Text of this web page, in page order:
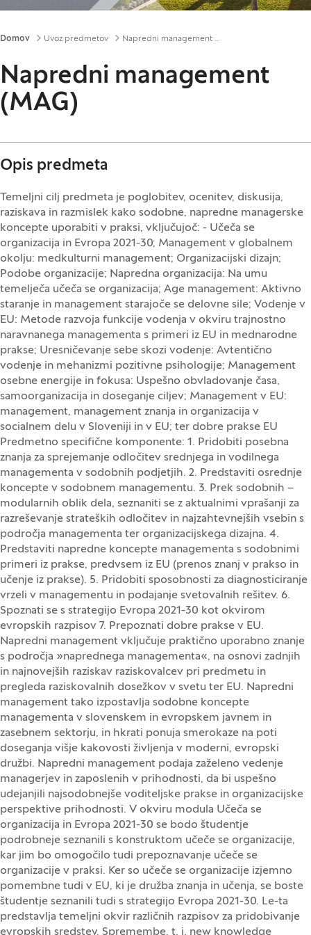
Drobtinice
Domov Uvoz predmetov Napredni management (MAG)
Napredni management
(MAG)
Opis predmeta
Temeljni cilj predmeta je poglobitev, ocenitev, diskusija,
raziskava in razmislek kako sodobne, napredne managerske
koncepte uporabiti v praksi, vključujoč: - Učeča se
organizacija in Evropa 2021-30; Management v globalnem
okolju: medkulturni management; Organizacijski dizajn;
Podobe organizacije; Napredna organizacija: Na umu
temelječa učeča se organizacija; Age management: Aktivno
staranje in management starajoče se delovne sile; Vodenje v
EU: Metode razvoja funkcije vodenja v okviru trajnostno
naravnanega managementa s primeri iz EU in mednarodne
prakse; Uresničevanje sebe skozi vodenje: Avtentično
vodenje in mehanizmi pozitivne psihologije; Management
osebne energije in fokusa: Uspešno obvladovanje časa,
samoorganizacija in doseganje ciljev; Management v EU:
management, management znanja in organizacija v
socialnem delu v Sloveniji in v EU; ter dobre prakse EU
Predmetno specifične komponente: 1. Pridobiti posebna
znanja za sprejemanje odločitev srednjega in vodilnega
managementa v sodobnih podjetjih. 2. Predstaviti osrednje
koncepte v sodobnem managementu. 3. Prek sodobnih –
modularnih oblik dela, seznaniti se z aktualnimi vprašanji za
razreševanje strateških odločitev in najzahtevnejših vsebin s
področja managementa ter organizacijskega dizajna. 4.
Predstaviti napredne koncepte managementa s sodobnimi
primeri iz prakse, predvsem iz EU (prenos znanj v prakso in
učenje iz prakse). 5. Pridobiti sposobnosti za diagnosticiranje
vrzeli v managementu in podajanje svetovalnih rešitev. 6.
Spoznati se s strategijo Evropa 2021-30 kot okvirom
evropskih razpisov 7. Prepoznati dobre prakse v EU.
Napredni management vključuje praktično uporabno znanje
s področja »naprednega managementa«, na osnovi zadnjih
in najnovejših raziskav raziskovalcev pri predmetu in
pregleda raziskovalnih dosežkov v svetu ter EU. Napredni
management tako izpostavlja sodobne koncepte
managementa v slovenskem in evropskem javnem in
zasebnem sektorju, in hkrati ponuja smerokaze na poti
doseganja višje kakovosti življenja v moderni, evropski
družbi. Napredni management podaja zaželeno vedenje
managerjev in zaposlenih v prihodnosti, da bi uspešno
udejanjili najsodobnejše voditeljske prakse in organizacijske
perspektive prihodnosti. V okviru modula Učeča se
organizacija in Evropa 2021-30 se bodo študentje
podrobneje seznanili s konstruktom učeče se organizacije,
kar jim bo omogočilo tudi prepoznavanje učeče se
organizacije v praksi. Ker so učeče se organizacije izjemno
pomembne tudi v EU, ki je družba znanja in učenja, se boste
študentje seznanili tudi s strategijo Evropa 2021-30. Le-ta
predstavlja temeljni okvir različnih razpisov za pridobivanje
evropskih sredstev. Spremembe, t. i. new knowledge